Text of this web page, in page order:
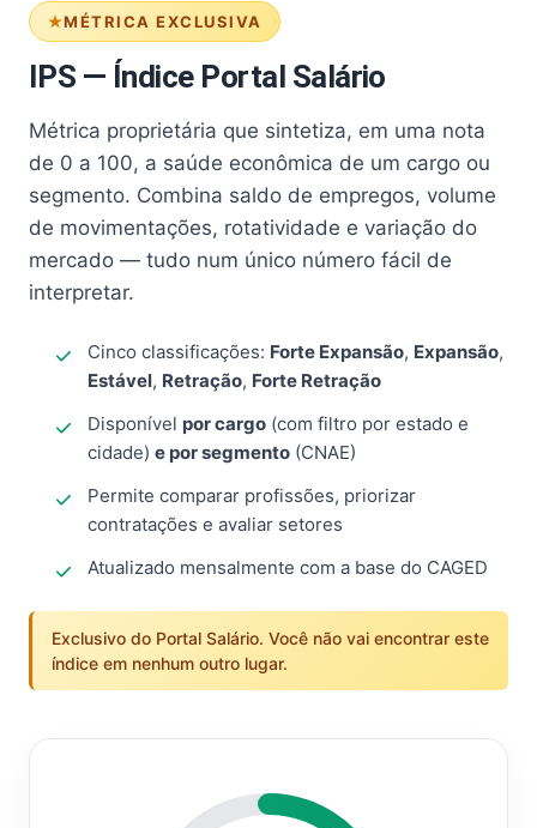
MÉTRICA EXCLUSIVA
IPS — Índice Portal Salário
Métrica proprietária que sintetiza, em uma nota
de 0 a 100, a saúde econômica de um cargo ou
segmento. Combina saldo de empregos, volume
de movimentações, rotatividade e variação do
mercado — tudo num único número fácil de
interpretar.
Cinco classificações: Forte Expansão, Expansão,
Estável, Retração, Forte Retração
Disponível por cargo (com filtro por estado e
cidade) e por segmento (CNAE)
Permite comparar profissões, priorizar
contratações e avaliar setores
Atualizado mensalmente com a base do CAGED
Exclusivo do Portal Salário. Você não vai encontrar este
índice em nenhum outro lugar.